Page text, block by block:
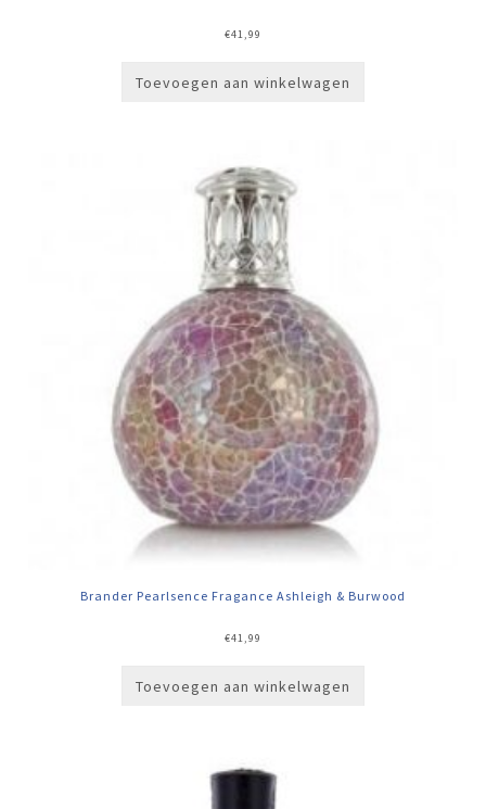
€41,99
Toevoegen aan winkelwagen
Brander Pearlsence Fragance Ashleigh & Burwood
€41,99
Toevoegen aan winkelwagen